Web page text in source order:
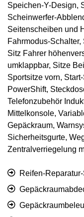
Speichen-Y-Design,
Scheinwerfer-
Seitenscheiben und
Fahrmodus-
Sitz Fahrer
umklappbar, Sitze
Sportsitze vorn,
PowerShift,
Telefonzubehör
Mittelkonsole,
Gepäckraum,
Sicherheitsgurte,
Zentralverriegelung
Reifen-